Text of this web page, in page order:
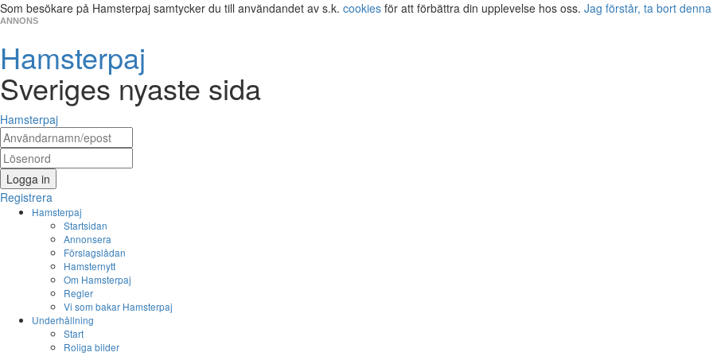
Som besökare på Hamsterpaj samtycker du till användandet av s.k. cookies för att förbättra din upplevelse hos oss. Jag förstår, ta bort
ANNONS
Hamsterpaj
Sveriges nyaste sida
Hamsterpaj
Logga in
Registrera
Hamsterpaj
Startsidan
Annonsera
Förslagslådan
Hamsternytt
Om Hamsterpaj
Regler
Vi som bakar Hamsterpaj
Underhållning
Start
Roliga bilder